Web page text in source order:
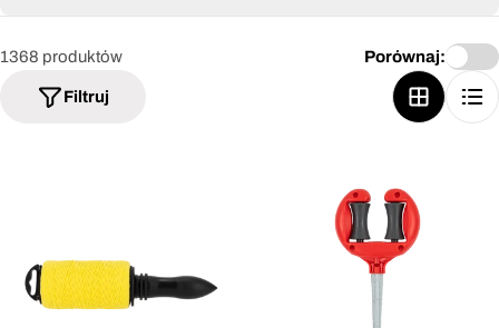
1368 produktów
Filtruj
Porównaj: